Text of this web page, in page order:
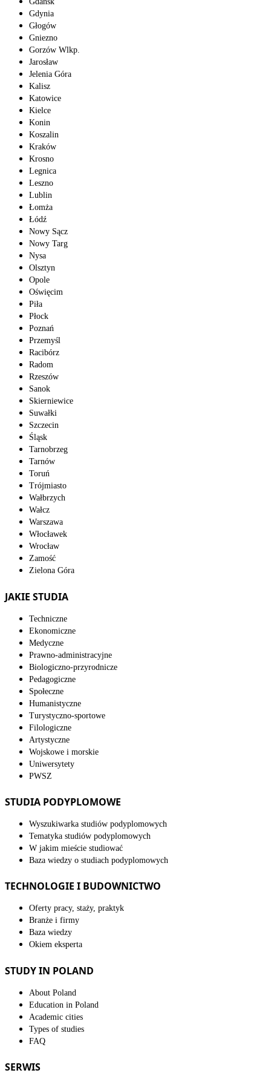
Gdynia
Głogów
Gniezno
Gorzów Wlkp.
Jarosław
Jelenia Góra
Kalisz
Katowice
Kielce
Konin
Koszalin
Kraków
Krosno
Legnica
Leszno
Lublin
Łomża
Łódź
Nowy Sącz
Nowy Targ
Nysa
Olsztyn
Opole
Oświęcim
Piła
Płock
Poznań
Przemyśl
Racibórz
Radom
Rzeszów
Sanok
Skierniewice
Suwałki
Szczecin
Śląsk
Tarnobrzeg
Tarnów
Toruń
Trójmiasto
Wałbrzych
Wałcz
Warszawa
Włocławek
Wrocław
Zamość
Zielona Góra
JAKIE STUDIA
Techniczne
Ekonomiczne
Medyczne
Prawno-administracyjne
Biologiczno-przyrodnicze
Pedagogiczne
Społeczne
Humanistyczne
Turystyczno-sportowe
Filologiczne
Artystyczne
Wojskowe i morskie
Uniwersytety
PWSZ
STUDIA PODYPLOMOWE
Wyszukiwarka studiów podyplomowych
Tematyka studiów podyplomowych
W jakim mieście studiować
Baza wiedzy o studiach podyplomowych
TECHNOLOGIE I BUDOWNICTWO
Oferty pracy, staży, praktyk
Branże i firmy
Baza wiedzy
Okiem eksperta
STUDY IN POLAND
About Poland
Education in Poland
Academic cities
Types of studies
FAQ
SERWIS